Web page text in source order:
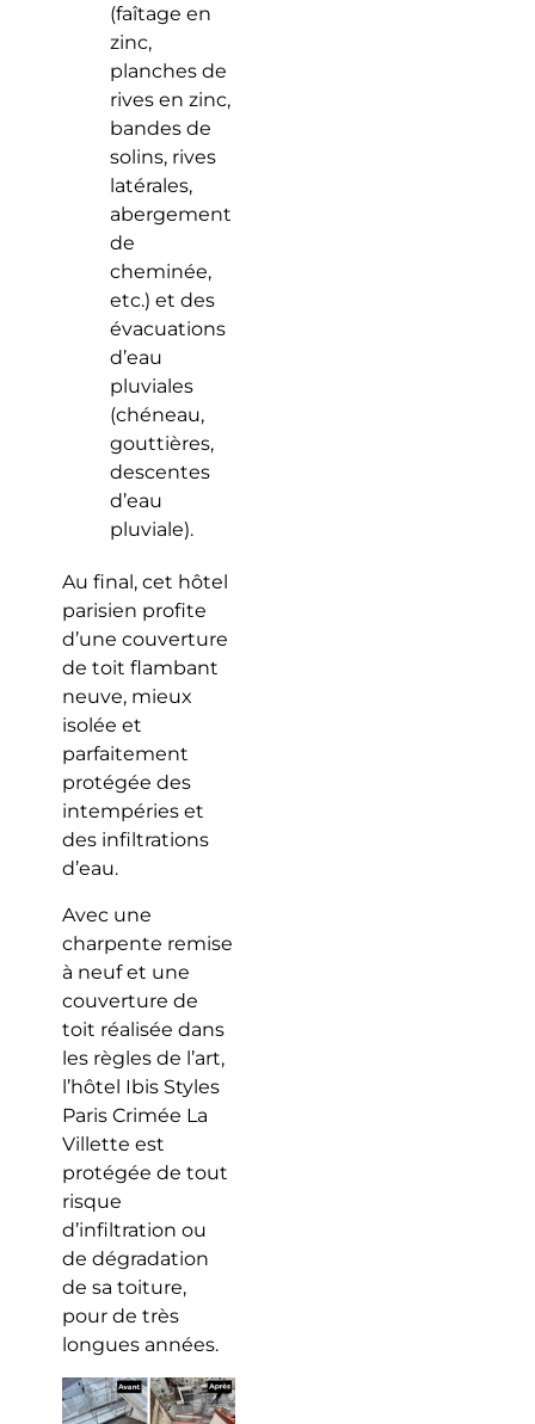
(faîtage en
zinc,
planches de
rives en zinc,
bandes de
solins, rives
latérales,
abergement
de
cheminée,
etc.) et des
évacuations
d’eau
pluviales
(chéneau,
gouttières,
descentes
d’eau
pluviale).
Au final, cet hôtel
parisien profite
d’une couverture
de toit flambant
neuve, mieux
isolée et
parfaitement
protégée des
intempéries et
des infiltrations
d’eau.
Avec une
charpente remise
à neuf et une
couverture de
toit réalisée dans
les règles de l’art,
l’hôtel Ibis Styles
Paris Crimée La
Villette est
protégée de tout
risque
d’infiltration ou
de dégradation
de sa toiture,
pour de très
longues années.